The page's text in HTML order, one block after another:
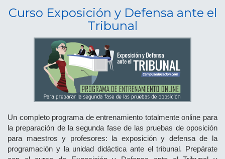
Curso Exposición y Defensa ante el
Tribunal
Un completo programa de entrenamiento totalmente online para
la preparación de la segunda fase de las pruebas de oposición
para maestros y profesores: la exposición y defensa de la
programación y la unidad didáctica ante el tribunal. Prepárate